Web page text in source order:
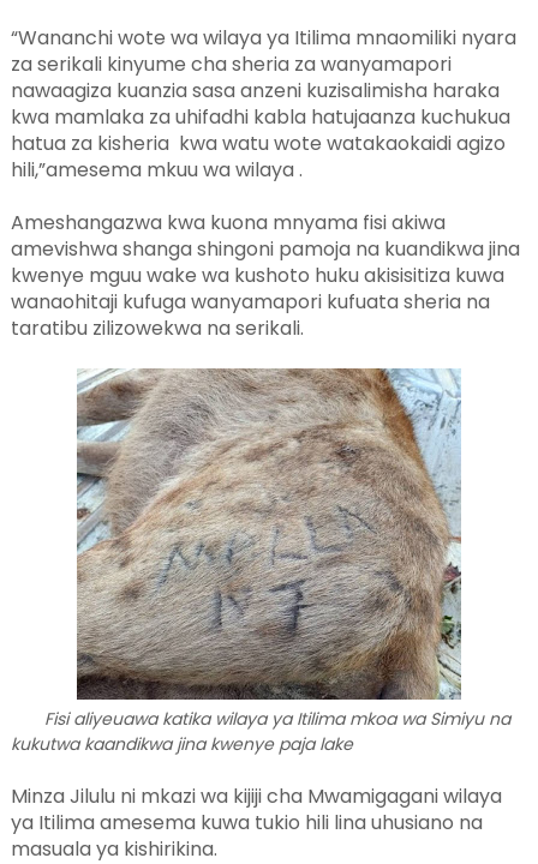
“Wananchi wote wa wilaya ya Itilima mnaomiliki nyara
za serikali kinyume cha sheria za wanyamapori
nawaagiza kuanzia sasa anzeni kuzisalimisha haraka
kwa mamlaka za uhifadhi kabla hatujaanza kuchukua
hatua za kisheria kwa watu wote watakaokaidi agizo
hili,”amesema mkuu wa wilaya .
Ameshangazwa kwa kuona mnyama fisi akiwa
amevishwa shanga shingoni pamoja na kuandikwa jina
kwenye mguu wake wa kushoto huku akisisitiza kuwa
wanaohitaji kufuga wanyamapori kufuata sheria na
taratibu zilizowekwa na serikali.
Fisi aliyeuawa katika wilaya ya Itilima mkoa wa Simiyu na
kukutwa kaandikwa jina kwenye paja lake
Minza Jilulu ni mkazi wa kijiji cha Mwamigagani wilaya
ya Itilima amesema kuwa tukio hili lina uhusiano na
masuala ya kishirikina.